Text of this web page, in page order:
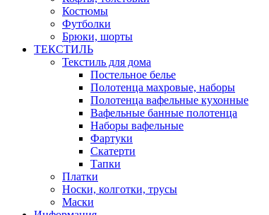
Костюмы
Футболки
Брюки, шорты
ТЕКСТИЛЬ
Текстиль для дома
Постельное белье
Полотенца махровые, наборы
Полотенца вафельные кухонные
Вафельные банные полотенца
Наборы вафельные
Фартуки
Скатерти
Тапки
Платки
Носки, колготки, трусы
Маски